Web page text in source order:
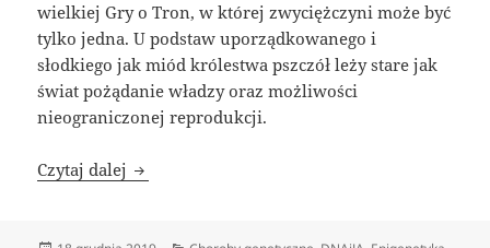
wielkiej Gry o Tron, w której zwyciężczyni może być
tylko jedna. U podstaw uporządkowanego i
słodkiego jak miód królestwa pszczół leży stare jak
świat pożądanie władzy oraz możliwości
nieograniczonej reprodukcji.
Czytaj dalej Epigenetyczna Gra o Tron